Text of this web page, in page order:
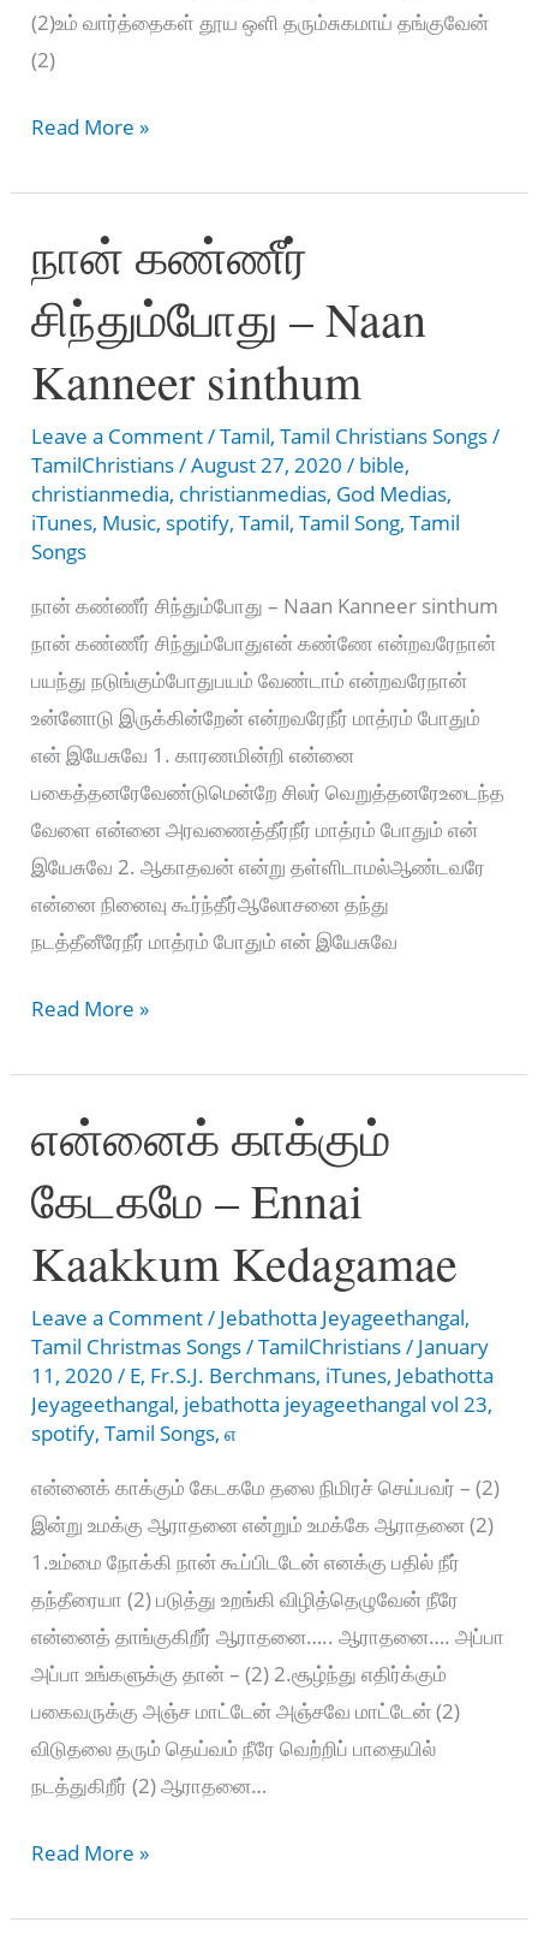
(2)உம் வார்த்தைகள் தூய ஒளி தரும்சுகமாய் தங்குவேன்
(2)
Kaalaiyum
–
காலையும்
மாலையும்
Read More »
நான் கண்ணீர்
சிந்தும்போது – Naan
Kanneer sinthum
Leave a Comment/Tamil,Tamil Christians Songs/
TamilChristians/August 27, 2020/ bible,
christianmedia, christianmedias, God Medias,
iTunes, Music, spotify,Tamil,Tamil Song,Tamil
Songs
நான் கண்ணீர் சிந்தும்போது – Naan Kanneer sinthum
நான் கண்ணீர் சிந்தும்போதுஎன் கண்ணே என்றவரேநான்
பயந்து நடுங்கும்போதுபயம் வேண்டாம் என்றவரேநான்
உன்னோடு இருக்கின்றேன் என்றவரேநீர் மாத்ரம் போதும்
என் இயேசுவே 1. காரணமின்றி என்னை
பகைத்தனரேவேண்டுமென்றே சிலர் வெறுத்தனரேஉடைந்த
வேளை என்னை அரவணைத்தீர்நீர் மாத்ரம் போதும் என்
இயேசுவே 2. ஆகாதவன் என்று தள்ளிடாமல்ஆண்டவரே
என்னை நினைவு கூர்ந்தீர்ஆலோசனை தந்து
நடத்தீனீரேநீர் மாத்ரம் போதும் என் இயேசுவே
நான்
சிந்தும்போது
Naan
Kanneer
Read More »
என்னைக் காக்கும்
கேடகமே – Ennai
Kaakkum Kedagamae
Leave a Comment/ Jebathotta Jeyageethangal,
Tamil Christmas Songs/TamilChristians/ January
11, 2020/ E, Fr.S.J. Berchmans, iTunes, Jebathotta
Jeyageethangal, jebathotta jeyageethangal vol 23,
spotify,Tamil Songs,எ
என்னைக் காக்கும் கேடகமே தலை நிமிரச் செய்பவர் – (2)
இன்று உமக்கு ஆராதனை என்றும் உமக்கே ஆராதனை (2)
1.உம்மை நோக்கி நான் கூப்பிடடேன் எனக்கு பதில் நீர்
தந்தீரையா (2) படுத்து உறங்கி விழித்தெழுவேன் நீரே
என்னைத் தாங்குகிறீர் ஆராதனை….. ஆராதனை…. அப்பா
அப்பா உங்களுக்கு தான் – (2) 2.சூழ்ந்து எதிர்க்கும்
பகைவருக்கு அஞ்ச மாட்டேன் அஞ்சவே மாட்டேன் (2)
விடுதலை தரும் தெய்வம் நீரே வெற்றிப் பாதையில்
நடத்துகிறீர் (2) ஆராதனை…
என்னைக்
கேடகமே
Read More »